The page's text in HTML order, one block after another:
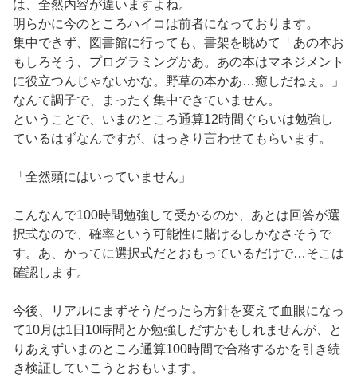
は、全然内容が違いますよね。
明らかに今のところハイコは前者になっております。
集中できず、図書館に行っても、書架を眺めて「あの本お
もしろそう、プログラミングかあ。あの本はマネジメント
に役立つんじゃないかな。野草の本かあ…癒しだねぇ。」
なんて調子で、まったく集中できていません。
ということで、いまのところ通算12時間ぐらいは勉強し
ているはずなんですが、はっきり言わせてもらいます。
「全然頭にはいっていません」
こんなんで100時間勉強して受かるのか、あとは回答が選
択式なので、確率という可能性に賭けるしかなさそうで
す。あ、かってに選択式だとおもっているだけで…そこは
確認します。
今後、リアルにまずそうだったら方針を変えて血眼になっ
て10月は1日10時間とか勉強しだすかもしれませんが、と
りあえずいまのところ通算100時間で合格するかを引き続
き検証していこうとおもいます。